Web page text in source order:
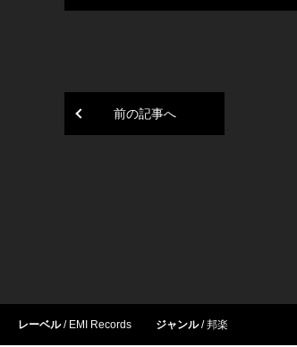
前の記事へ
レーベル EMI Records ジャンル 邦楽